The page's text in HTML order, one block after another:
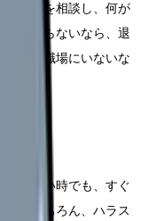
的に何を相談し、何が
が変わらないなら、退
相手が職場にいないな
辞めたい時でも、すぐ
す。もちろん、ハラス